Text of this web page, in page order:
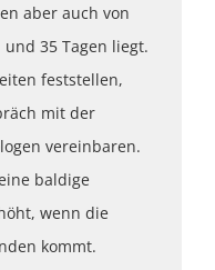
aber auch von
35 Tagen liegt.
feststellen,
mit der
vereinbaren.
baldige
wenn die
kommt.